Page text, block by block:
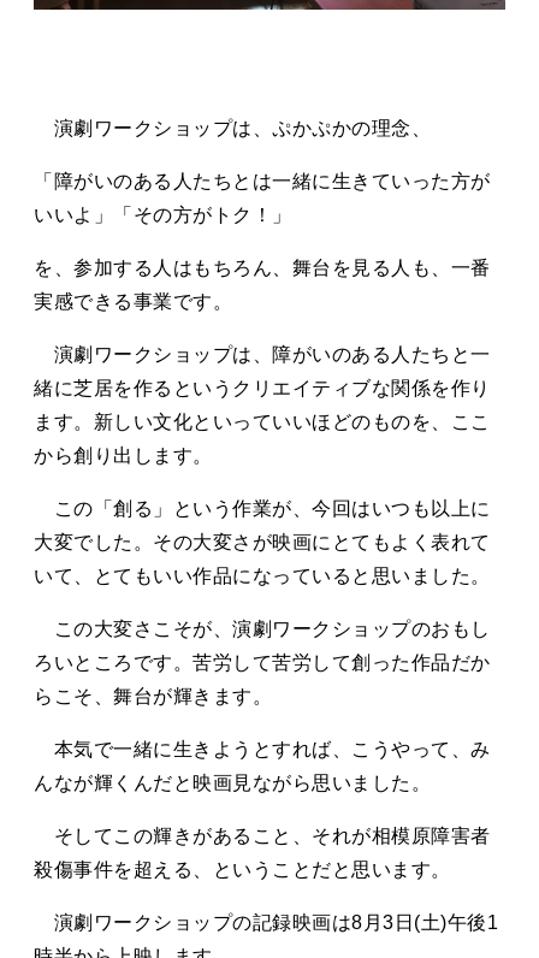
演劇ワークショップは、ぷかぷかの理念、
「障がいのある人たちとは一緒に生きていった方が
いいよ」「その方がトク！」
を、参加する人はもちろん、舞台を見る人も、一番
実感できる事業です。
演劇ワークショップは、障がいのある人たちと一
緒に芝居を作るというクリエイティブな関係を作り
ます。新しい文化といっていいほどのものを、ここ
から創り出します。
この「創る」という作業が、今回はいつも以上に
大変でした。その大変さが映画にとてもよく表れて
いて、とてもいい作品になっていると思いました。
この大変さこそが、演劇ワークショップのおもし
ろいところです。苦労して苦労して創った作品だか
らこそ、舞台が輝きます。
本気で一緒に生きようとすれば、こうやって、み
んなが輝くんだと映画見ながら思いました。
そしてこの輝きがあること、それが相模原障害者
殺傷事件を超える、ということだと思います。
演劇ワークショップの記録映画は8月3日(土)午後1